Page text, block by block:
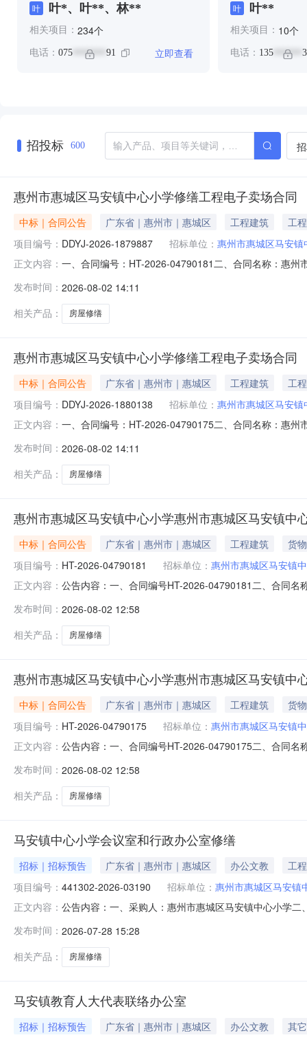
叶 叶*、叶**、林**
相关项目： 234个
电话： 075 ******* 91 立即查看
叶 叶**
相关项目： 10个
电话： 135******
招投标 600
惠州市惠城区马安镇中心小学修缮工程电子卖场合同
中标｜合同公告 广东省｜惠州市｜惠城区 工程建筑
工程
项目编号： DDYJ-2026-1879887 招标单位： 惠州市惠城区马安镇
正文内容： 一、合同编号：HT-2026-04790181二、合同名称：惠
方）：惠州市中成建设有限公司地址：小金口街道惠州
发布时间： 2026-08-02 14:11
相关产品：
房屋修缮
惠州市惠城区马安镇中心小学修缮工程电子卖场合同
中标｜合同公告 广东省｜惠州市｜惠城区 工程建筑
工程
项目编号： DDYJ-2026-1880138 招标单位： 惠州市惠城区马安镇
正文内容： 一、合同编号：HT-2026-04790175二、合同名称：惠
方）：惠州市中成建设有限公司地址：小金口街道惠州
发布时间： 2026-08-02 14:11
相关产品：
房屋修缮
惠州市惠城区马安镇中心小学惠州市惠城区马安镇中
中标｜合同公告 广东省｜惠州市｜惠城区 工程建筑
货物
项目编号： HT-2026-04790181 招标单位： 惠州市惠城区马安镇
正文内容： 公告内容：一、合同编号HT-2026-04790181二、合同
惠州市中成建设有限公司地址：小金口街道惠州大道（
发布时间： 2026-08-02 12:58
相关产品：
房屋修缮
惠州市惠城区马安镇中心小学惠州市惠城区马安镇中
中标｜合同公告 广东省｜惠州市｜惠城区 工程建筑
货物
项目编号： HT-2026-04790175 招标单位： 惠州市惠城区马安镇
正文内容： 公告内容：一、合同编号HT-2026-04790175二、合同
惠州市中成建设有限公司地址：小金口街道惠州大道（
发布时间： 2026-08-02 12:58
相关产品：
房屋修缮
马安镇中心小学会议室和行政办公室修缮
招标｜招标预告 广东省｜惠州市｜惠城区 办公文教
工程
项目编号： 441302-2026-03190 招标单位： 惠州市惠城区马安镇
正文内容： 公告内容：一、采购人：惠州市惠城区马安镇中心小学
2814:52:45
发布时间： 2026-07-28 15:28
相关产品：
房屋修缮
马安镇教育人大代表联络办公室
招标｜招标预告 广东省｜惠州市｜惠城区 办公文教
其它